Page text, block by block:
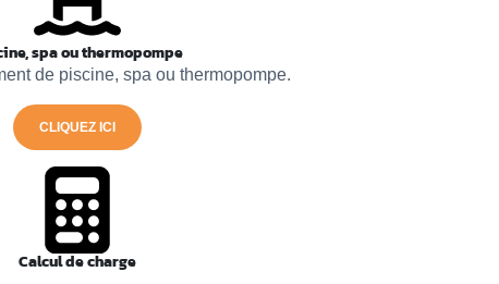
spa ou thermopompe
de piscine, spa ou thermopompe.
CLIQUEZ ICI
Calcul de charge